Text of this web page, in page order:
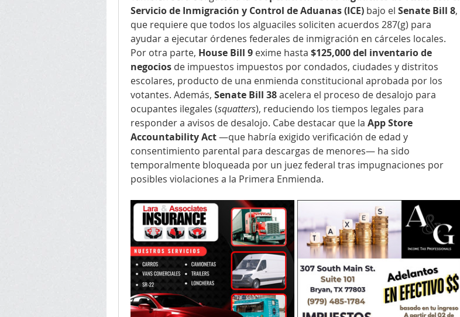
Servicio de Inmigración y Control de Aduanas (ICE) bajo el Senate Bill 8,
que requiere que todos los alguaciles soliciten acuerdos 287(g) para
ayudar a ejecutar órdenes federales de inmigración en cárceles locales.
Por otra parte, House Bill 9 exime hasta $125,000 del inventario de
negocios de impuestos impuestos por condados, ciudades y distritos
escolares, producto de una enmienda constitucional aprobada por los
votantes. Además, Senate Bill 38 acelera el proceso de desalojo para
ocupantes ilegales (squatters), reduciendo los tiempos legales para
responder a avisos de desalojo. Cabe destacar que la App Store
Accountability Act —que habría exigido verificación de edad y
consentimiento parental para descargas de menores— ha sido
temporalmente bloqueada por un juez federal tras impugnaciones por
posibles violaciones a la Primera Enmienda.